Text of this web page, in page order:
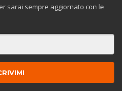
sarai sempre aggiornato con le